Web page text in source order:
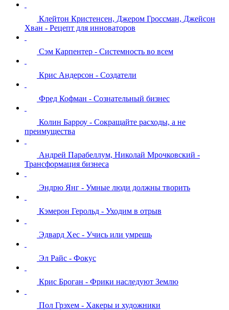
Клейтон Кристенсен, Джером Гроссман, Джейсон
Хван - Рецепт для инноваторов
Сэм Карпентер - Системность во всем
Крис Андерсон - Создатели
Фред Кофман - Сознательный бизнес
Колин Барроу - Сокращайте расходы, а не
преимущества
Андрей Парабеллум, Николай Мрочковский -
Трансформация бизнеса
Эндрю Янг - Умные люди должны творить
Кэмерон Герольд - Уходим в отрыв
Эдвард Хес - Учись или умрешь
Эл Райс - Фокус
Крис Броган - Фрики наследуют Землю
Пол Грэхем - Хакеры и художники